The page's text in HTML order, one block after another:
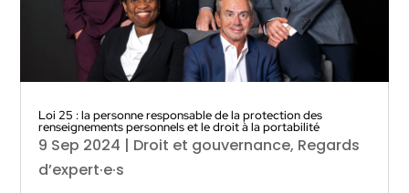
Loi 25 : la personne responsable de la protection des
renseignements personnels et le droit à la portabilité
9 Sep 2024 | Droit et gouvernance, Regards
d’expert·e·s